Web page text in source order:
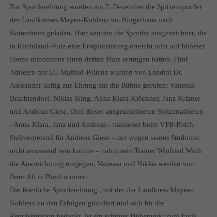
info@yourdomain.com
About us
Lorem ipsum dolor sit amet, consectetuer adipiscing elit.
sociis natoque penatibus et magnis dis parturient montes,
nascetur ridiculus mus. Donec quam felis, ultricies nec.
Zur Sportlerehrung wurden am 7. Dezember die Spitzensportler
des Landkreises Mayen-Koblenz ins Bürgerhaus nach
Kottenheim geladen. Hier wurden die Sportler ausgezeichnet, die
in Rheinland-Pfalz eine Erstplatzierung erreicht oder auf höherer
Ebene mindestens einen dritten Platz errungen hatten. Fünf
Athleten der LG Maifeld-Pellenz wurden von Landrat Dr.
Alexander Saftig zur Ehrung auf die Bühne gerufen: Vanessa
Brachtendorf, Niklas Iking, Anna Klara Klöckner, Jana Krämer
und Andreas Giese. Drei dieser ausgezeichneten Spitzenathleten
- Anna Klara, Jana und Andreas - trainieren beim VFB-Polch.
Stellvertretend für Andreas Giese – der wegen seines Studiums
nicht anwesend sein konnte – nahm sein Trainer Winfried Wirth
die Auszeichnung entgegen. Vanessa und Niklas werden von
Peter Alt in Plaidt trainiert.
Die feierliche Sportlerehrung , mit der der Landkreis Mayen-
Koblenz zu den Erfolgen gratuliert und sich für die